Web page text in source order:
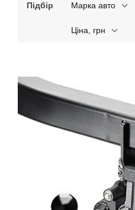
Підбір Марка авто
Ціна, грн